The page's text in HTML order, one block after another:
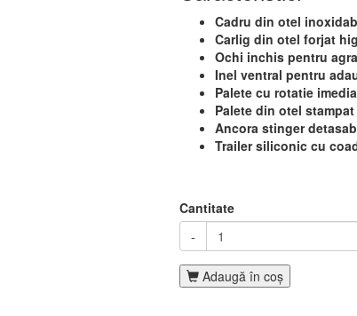
Cadru din otel
Carlig din otel forjat
Ochi inchis pentru
Inel ventral pentru
Palete cu rotatie
Palete din otel
Ancora stinger
Trailer siliconic cu
Cantitate
-
Adaugă în coş